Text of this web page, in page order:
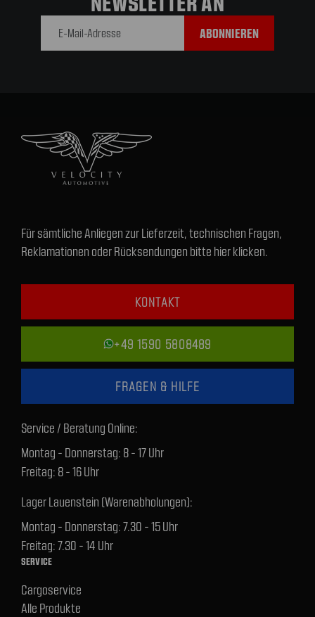
Für sämtliche Anliegen zur Lieferzeit, technischen Fragen,
Reklamationen oder Rücksendungen bitte hier klicken.
KONTAKT
+49 1590 5808489
FRAGEN & HILFE
Service / Beratung Online:
Montag - Donnerstag: 8 - 17 Uhr
Freitag: 8 - 16 Uhr
Lager Lauenstein (Warenabholungen):
Montag - Donnerstag: 7.30 - 15 Uhr
Freitag: 7.30 - 14 Uhr
SERVICE
Cargoservice
Alle Produkte